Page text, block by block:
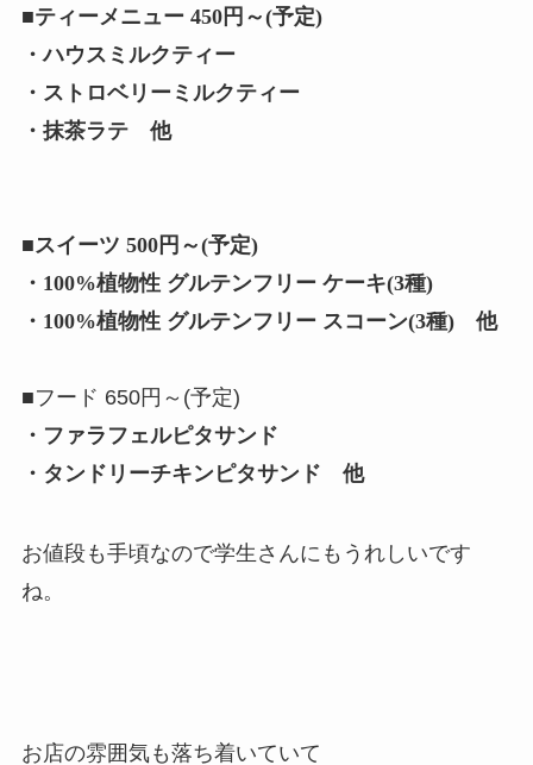
■ティーメニュー 450円～(予定)
・ハウスミルクティー
・ストロベリーミルクティー
・抹茶ラテ 他
■スイーツ 500円～(予定)
・100%植物性 グルテンフリー ケーキ(3種)
・100%植物性 グルテンフリー スコーン(3種) 他
■フード 650円～(予定)
・ファラフェルピタサンド
・タンドリーチキンピタサンド 他
お値段も手頃なので学生さんにもうれしいです
ね。
お店の雰囲気も落ち着いていて